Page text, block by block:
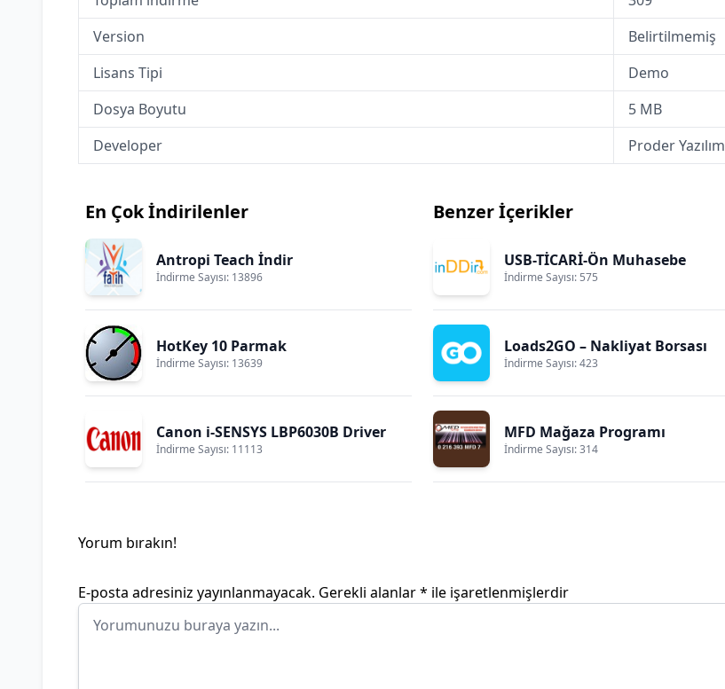
Version
Belirtilmemiş
Lisans Tipi
Demo
Dosya Boyutu
5 MB
Developer
Proder Yazılım
En Çok İndirilenler
Antropi Teach İndir
İndirme Sayısı: 13896
HotKey 10 Parmak
İndirme Sayısı: 13639
Canon i-SENSYS LBP6030B Driver
İndirme Sayısı: 11113
Benzer İçerikler
USB-TİCARİ-Ön Muhasebe
İndirme Sayısı: 575
Loads2GO – Nakliyat Borsası
İndirme Sayısı: 423
MFD Mağaza Programı
İndirme Sayısı: 314
Yorum bırakın!
E-posta adresiniz yayınlanmayacak. Gerekli alanlar* ile işaretlenmişlerdir